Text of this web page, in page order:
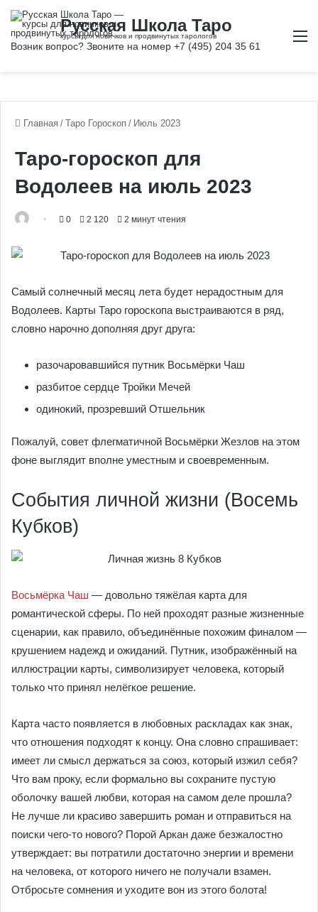
Главная / Таро Гороскоп / Июль 2023
Таро-гороскоп для
Водолеев на июль 2023
0 2 120 2 минут чтения
Самый солнечный месяц лета будет нерадостным для
Водолеев. Карты Таро гороскопа выстраиваются в ряд,
словно нарочно дополняя друг друга:
разочаровавшийся путник Восьмёрки Чаш
разбитое сердце Тройки Мечей
одинокий, прозревший Отшельник
Пожалуй, совет флегматичной Восьмёрки Жезлов на этом
фоне выглядит вполне уместным и своевременным.
События личной жизни (Восемь
Кубков)
Восьмёрка Чаш — довольно тяжёлая карта для
романтической сферы. По ней проходят разные жизненные
сценарии, как правило, объединённые похожим финалом —
крушением надежд и ожиданий. Путник, изображённый на
иллюстрации карты, символизирует человека, который
только что принял нелёгкое решение.
Карта часто появляется в любовных раскладах как знак,
что отношения подходят к концу. Она словно спрашивает:
имеет ли смысл держаться за союз, который изжил себя?
Что вам проку, если формально вы сохраните пустую
оболочку вашей любви, которая на самом деле прошла?
Не лучше ли красиво завершить роман и отправиться на
поиски чего-то нового? Порой Аркан даже безжалостно
утверждает: вы потратили достаточно энергии и времени
на человека, от которого ничего не получали взамен.
Отбросьте сомнения и уходите вон из этого болота!